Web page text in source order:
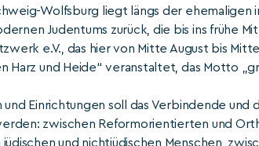
Wolfsburg liegt längs der
Judentums zurück, die bis ins frühe
e.V., das hier von Mitte August bis
Harz und Heide“ veranstaltet, das Motto
und Einrichtungen soll das Verbindende und
zwischen Reformorientierten und
und nichtjüdischen Menschen,